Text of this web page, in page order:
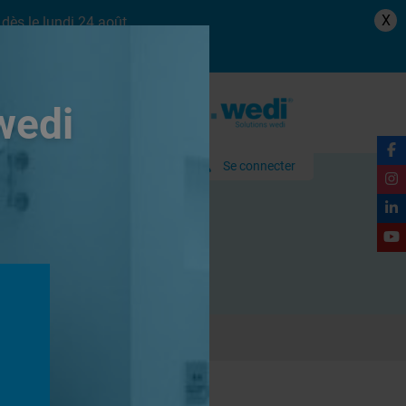
le lundi 24 août. X
Se connecter